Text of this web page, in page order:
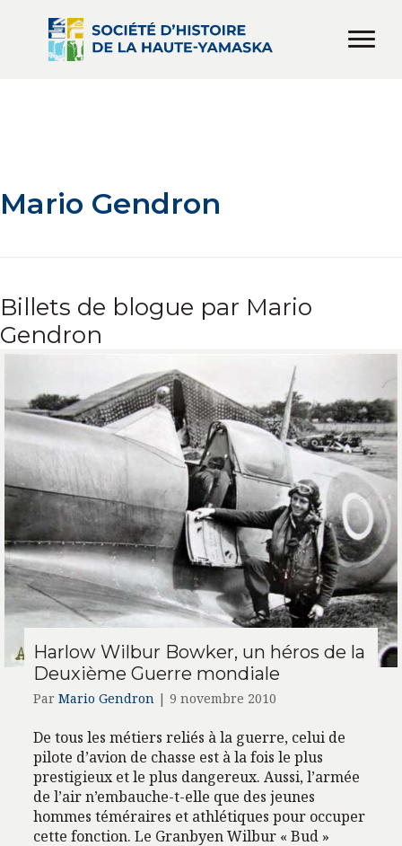
Mario Gendron
Billets de blogue par Mario
Gendron
Harlow Wilbur Bowker, un héros de la
Deuxième Guerre mondiale
Par Mario Gendron | 9 novembre 2010
De tous les métiers reliés à la guerre, celui de
pilote d’avion de chasse est à la fois le plus
prestigieux et le plus dangereux. Aussi, l’armée
de l’air n’embauche-t-elle que des jeunes
hommes téméraires et athlétiques pour occuper
cette fonction. Le Granbyen Wilbur « Bud »